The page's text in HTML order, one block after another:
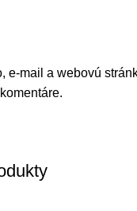
e-mail a webovú